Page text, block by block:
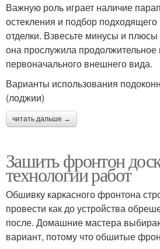
Важную роль играет наличие
остекления и подбор
отделки. Взвесьте минусы и плюсы
она прослужила
первоначального внешнего вида.
Варианты использования
(лоджии)
читать дальше →
Зашить фронтон
технологии работ
Обшивку каркасного фронтона
провести как до устройства
после. Домашние мастера
вариант, потому что обшитые